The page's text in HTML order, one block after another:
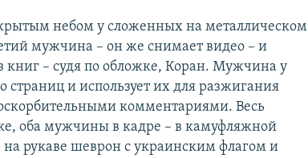
небом у сложенных на металлическом
мужчина – он же снимает видео – и
книг – судя по обложке, Коран. Мужчина у
страниц и использует их для разжигания
комментариями. Весь
оба мужчины в кадре – в камуфляжной
на рукаве шеврон с украинским флагом и